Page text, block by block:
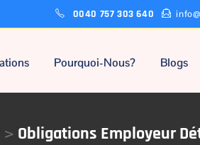
0040 757 303 640
Pourquoi-Nous? Blogs
> Obligations Employeur